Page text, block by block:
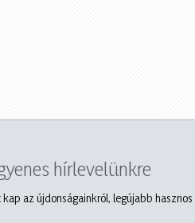
hírlevelünkre
az újdonságainkról, legújabb